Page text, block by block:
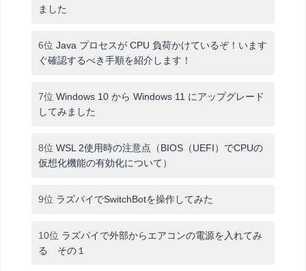
ました
6位 Java プロセスが CPU 負荷かけているぞ！います
ぐ確認するべき手順を紹介します！
7位 Windows 10 から Windows 11 にアップグレード
してみました
8位 WSL 2使用時の注意点（BIOS（UEFI）でCPUの
仮想化機能の有効化について）
9位 ラズパイでSwitchBotを操作してみた
10位 ラズパイで外部からエアコンの電源を入れてみ
る その１